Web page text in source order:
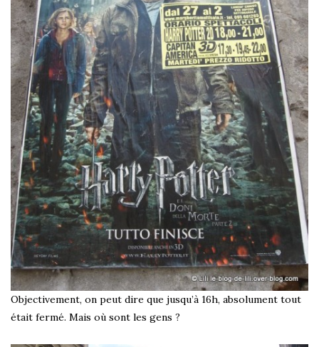
Objectivement, on peut dire que jusqu’à 16h, absolument tout
était fermé. Mais où sont les gens ?